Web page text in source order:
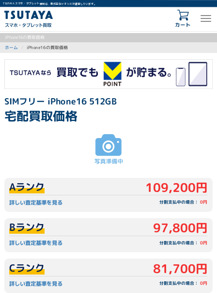
TSUTAYA スマホ・タブレット買取は、株式会社イオシスが運営しています。
カート
iPhone16の買取価格
ホーム iPhone16の買取価格
SIMフリー iPhone16 512GB
宅配買取価格
詳しい査定基準を見る
Aランク 109,200円
分割支払中の場合：0円
詳しい査定基準を見る
Bランク 97,800円
分割支払中の場合：0円
詳しい査定基準を見る
Cランク 81,700円
分割支払中の場合：0円